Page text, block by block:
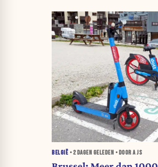
BELGIË •2 DAGEN GELEDEN • DOOR A JS